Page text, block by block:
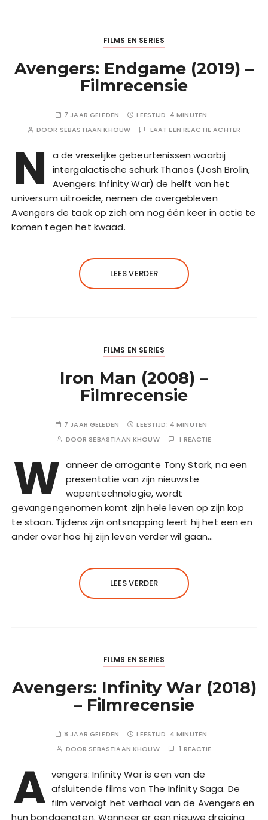
FILMS EN SERIES
Avengers: Endgame (2019) –
Filmrecensie
7 JAAR GELEDEN LEESTIJD: 4 MINUTEN
DOOR SEBASTIAAN KHOUW LAAT EEN REACTIE ACHTER
N
a de vreselijke gebeurtenissen waarbij
intergalactische schurk Thanos (Josh Brolin,
Avengers: Infinity War) de helft van het
universum uitroeide, nemen de overgebleven
Avengers de taak op zich om nog één keer in actie te
komen tegen het kwaad.
LEES VERDER
FILMS EN SERIES
Iron Man (2008) –
Filmrecensie
7 JAAR GELEDEN LEESTIJD: 4 MINUTEN
DOOR SEBASTIAAN KHOUW 1 REACTIE
W anneer de arrogante Tony Stark, na een
presentatie van zijn nieuwste
wapentechnologie, wordt
gevangengenomen komt zijn hele leven op zijn kop
te staan. Tijdens zijn ontsnapping leert hij het een en
ander over hoe hij zijn leven verder wil gaan…
LEES VERDER
FILMS EN SERIES
Avengers: Infinity War (2018)
– Filmrecensie
8 JAAR GELEDEN LEESTIJD: 4 MINUTEN
DOOR SEBASTIAAN KHOUW 1 REACTIE
A vengers: Infinity War is een van de
afsluitende films van The Infinity Saga. De
film vervolgt het verhaal van de Avengers en
hun bondgenoten. Wanneer er een nieuwe dreiging